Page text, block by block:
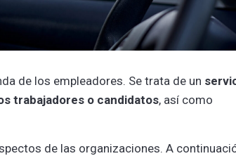
de los empleadores. Se trata de un
trabajadores o candidatos, así como
de las organizaciones. A